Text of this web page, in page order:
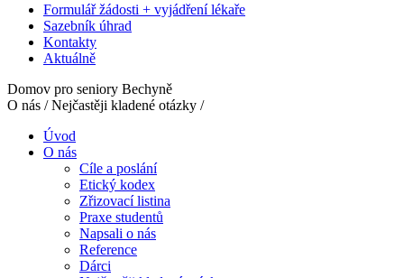
Formulář žádosti + vyjádření lékaře
Sazebník úhrad
Kontakty
Aktuálně
Domov pro seniory Bechyně
O nás / Nejčastěji kladené otázky /
Úvod
O nás
Cíle a poslání
Etický kodex
Zřizovací listina
Praxe studentů
Napsali o nás
Reference
Dárci